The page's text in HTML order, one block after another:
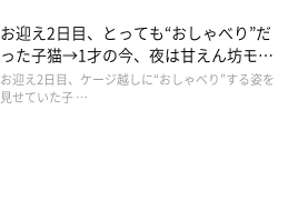
がシェアした投稿
お迎え2日目、とっても“おしゃべり”だ
った子猫→1才の今、夜は甘えん坊モー
ドになるコに成長！
お迎え2日目、ケージ越しに“おしゃべり”する姿を
見せていた子 …